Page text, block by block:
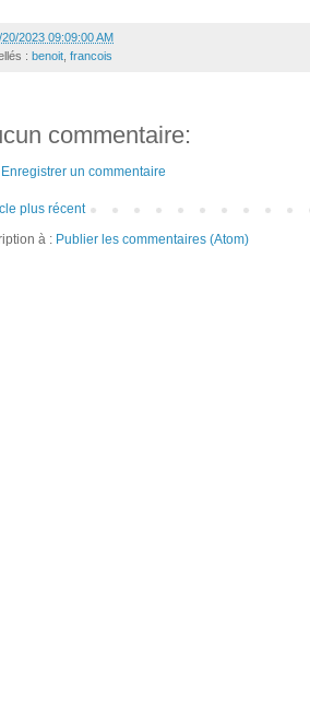
20/2023 09:09:00 AM
: benoit francois
commentaire:
Enregistrer un commentaire
plus récent
à : Publier les commentaires (Atom)